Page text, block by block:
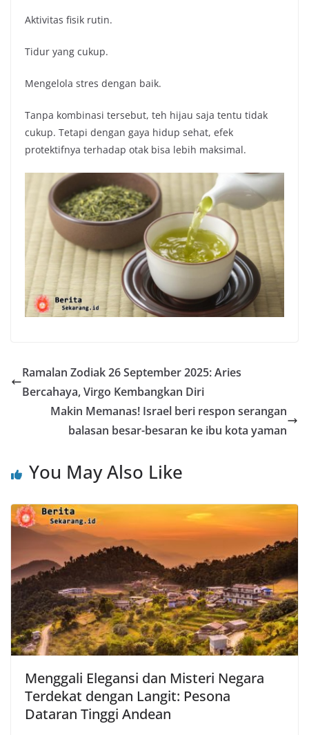
Aktivitas fisik rutin.
Tidur yang cukup.
Mengelola stres dengan baik.
Tanpa kombinasi tersebut, teh hijau saja tentu tidak
cukup. Tetapi dengan gaya hidup sehat, efek
protektifnya terhadap otak bisa lebih maksimal.
Ramalan Zodiak 26 September 2025: Aries
Bercahaya, Virgo Kembangkan Diri
Makin Memanas! Israel beri respon serangan
balasan besar-besaran ke ibu kota yaman
You May Also Like
Menggali Elegansi dan Misteri Negara
Terdekat dengan Langit: Pesona
Dataran Tinggi Andean